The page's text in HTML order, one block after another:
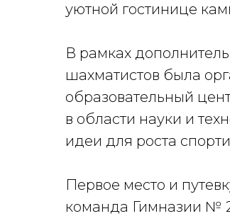
уютной гостинице
В рамках
шахматистов была
образовательный
в области науки и
идеи для роста
Первое место и
команда Гимназии №